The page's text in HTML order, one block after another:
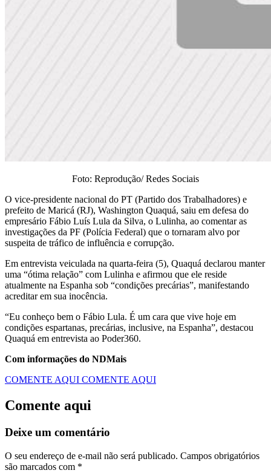
Foto: Reprodução/ Redes Sociais
O vice-presidente nacional do PT (Partido dos Trabalhadores) e
prefeito de Maricá (RJ), Washington Quaquá, saiu em defesa do
empresário Fábio Luís Lula da Silva, o Lulinha, ao comentar as
investigações da PF (Polícia Federal) que o tornaram alvo por
suspeita de tráfico de influência e corrupção.
Em entrevista veiculada na quarta-feira (5), Quaquá declarou manter
uma “ótima relação” com Lulinha e afirmou que ele reside
atualmente na Espanha sob “condições precárias”, manifestando
acreditar em sua inocência.
“Eu conheço bem o Fábio Lula. É um cara que vive hoje em
condições espartanas, precárias, inclusive, na Espanha”, destacou
Quaquá em entrevista ao Poder360.
Com informações do NDMais
COMENTE AQUI COMENTE AQUI
Comente aqui
Deixe um comentário
O seu endereço de e-mail não será publicado. Campos obrigatórios
são marcados com *